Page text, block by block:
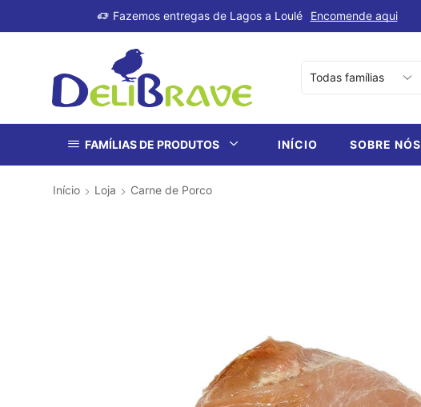
Fazemos entregas de Lagos a Loulé Encomende aqui
FAMÍLIAS DE PRODUTOS INÍCIO SOBRE NÓS
Início Loja Carne de Porco